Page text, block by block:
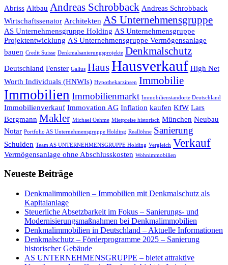
Abriss Altbau Andreas Schrobback Andreas Schrobback
Wirtschaftssenator Architekten AS Unternehmensgruppe
AS Unternehmensgruppe Holding AS Unternehmensgruppe
Projektentwicklung AS Unternehmensgruppe Vermögensanlage
bauen Credit Suisse Denkmalsanierungsprojekte Denkmalschutz
Deutschland Fenster Gallus HausHausverkauf High Net
Worth Individuals (HNWIs) Hypothekarzinsen Immobilie
Immobilien Immobilienmarkt Immobilienstandorte Deutschland
Immobilienverkauf Immovation AG Inflation kaufen KfW Lars
Bergmann Makler Michael Oehme Mietpreise historisch München Neubau
Notar Portfolio AS Unternehmensgruppe Holding Reallöhne Sanierung
Schulden Team AS UNTERNEHMENSGRUPPE Holding Vergleich Verkauf
Vermögensanlage ohne Abschlusskosten Wohnimmobilien
Neueste Beiträge
Denkmalimmobilien – Immobilien mit Denkmalschutz als
Kapitalanlage
Steuerliche Absetzbarkeit im Fokus – Sanierungs- und
Modernisierungsmaßnahmen bei Denkmalimmobilien
Denkmalimmobilien in Deutschland – Aktuelle Informationen
Denkmalschutz – Förderprogramme 2025 – Sanierung
historischer Gebäude
AS UNTERNEHMENSGRUPPE – bietet attraktive